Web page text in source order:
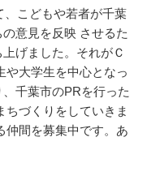
、こどもや若者が千葉
意見を反映 させるた
げました。それがＣ
や大学生を中心となっ
千葉市のPRを行った
ちづくりをしていきま
仲間を募集中です。あ